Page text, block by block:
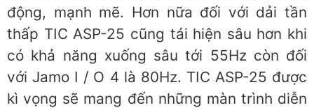
động, mạnh mẽ. Hơn nữa đối với dải tần
thấp TIC ASP-25 cũng tái hiện sâu hơn khi
có khả năng xuống sâu tới 55Hz còn đối
với Jamo I / O 4 là 80Hz. TIC ASP-25 được
kì vọng sẽ mang đến những màn trình diễn